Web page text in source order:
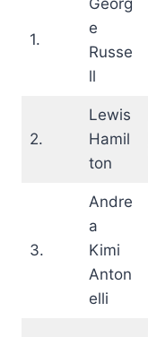
1.
Georg
e
Russe
ll
2.
Lewis
Hamil
ton
3.
Andre
a
Kimi
Anton
elli